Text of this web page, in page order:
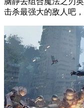
击杀最强大的敌人吧